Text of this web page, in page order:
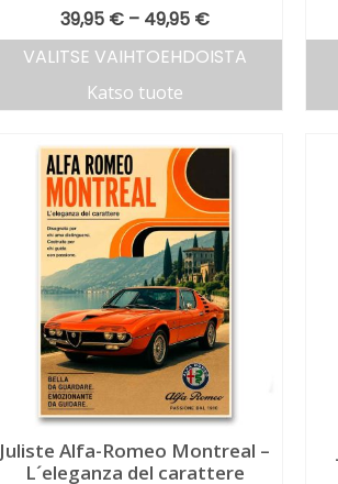
39,95 € – 49,95 €
VALITSE VAIHTOEHDOISTA
Katso tuote
Juliste Alfa-Romeo Montreal –
L´eleganza del carattere